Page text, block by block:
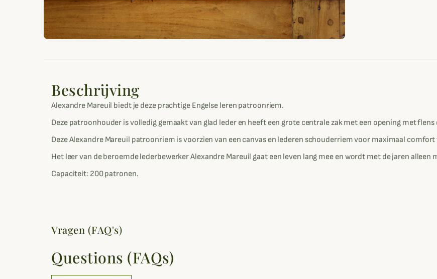
Beschrijving
Alexandre Mareuil biedt je deze prachtige Engelse leren patroonriem.
Deze patroonhouder is volledig gemaakt van glad leder en heeft een grote centrale zak met een opening met
Deze Alexandre Mareuil patroonriem is voorzien van een canvas en lederen schouderriem voor maximaal
Het leer van de beroemde lederbewerker Alexandre Mareuil gaat een leven lang mee en wordt met de jaren alleen
Capaciteit: 200 patronen.
Vragen (FAQ's)
Questions (FAQs)